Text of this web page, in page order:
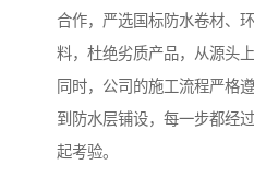
合作，严选国标防水卷材、
料，杜绝劣质产品，从源头
同时，公司的施工流程严格
到防水层铺设，每一步都经
起考验。